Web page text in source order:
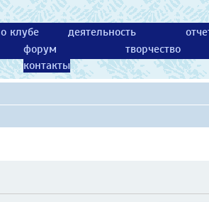
о клубе деятельность
форум
творчество
контакты